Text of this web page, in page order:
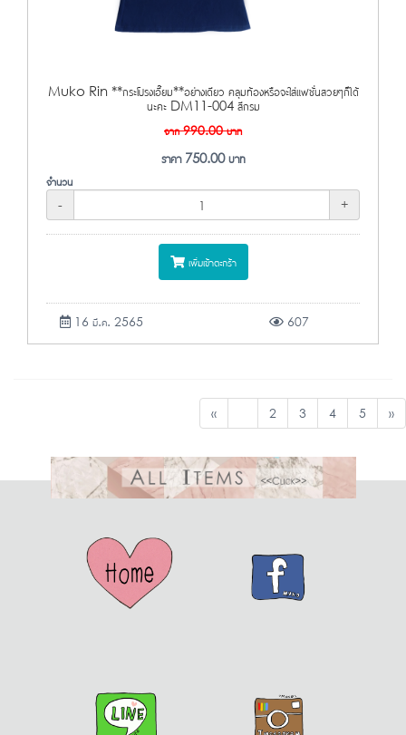
Muko Rin **กระโปรงเอี๊ยม**อย่างเดียว คลุมท้องหรือจะใส่แฟชั่นสวยๆก็ได้
นะคะ DM11-004 สีกรม
จาก990.00บาท
ราคา 750.00บาท
จำนวน
-
+
เพิ่มเข้าตะกร้า
16 มี.ค. 2565 607
« 2 3 4 5 »